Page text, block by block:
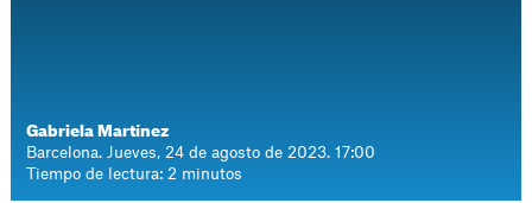
Gabriela Martínez
Barcelona. Jueves, 24 de agosto de 2023. 17:00
Tiempo de lectura: 2 minutos